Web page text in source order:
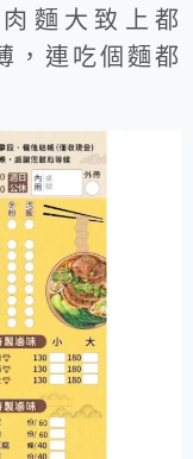
麵大致上都
，連吃個麵都